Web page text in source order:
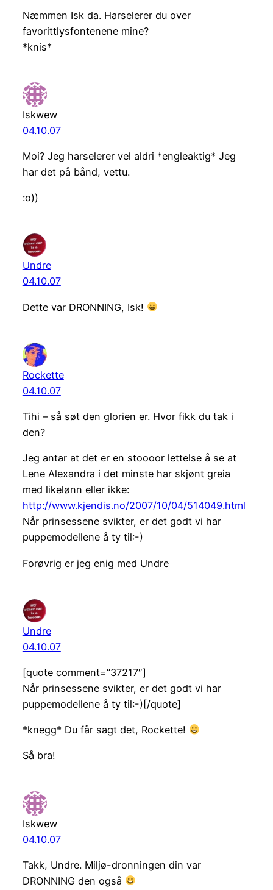
Næmmen Isk da. Harselerer du over
favorittlysfontenene mine?
*knis*
Iskwew
04.10.07
Moi? Jeg harselerer vel aldri *engleaktig* Jeg
har det på bånd, vettu.
:o))
Undre
04.10.07
Dette var DRONNING, Isk!
Rockette
04.10.07
Tihi – så søt den glorien er. Hvor fikk du tak i
den?
Jeg antar at det er en stoooor lettelse å se at
Lene Alexandra i det minste har skjønt greia
med likelønn eller ikke:
http://www.kjendis.no/2007/10/04/514049.html
Når prinsessene svikter, er det godt vi har
puppemodellene å ty til:-)
Forøvrig er jeg enig med Undre
Undre
04.10.07
[quote comment=”37217″]
Når prinsessene svikter, er det godt vi har
puppemodellene å ty til:-)[/quote]
*knegg* Du får sagt det, Rockette!
Så bra!
Iskwew
04.10.07
Takk, Undre. Miljø-dronningen din var
DRONNING den også